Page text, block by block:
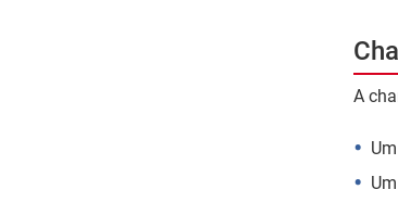
A